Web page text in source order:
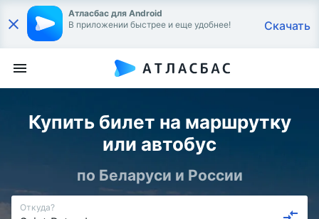
Атласбас для Android
В приложении быстрее и еще удобнее!
Скачать
Купить билет на маршрутку
или автобус
по Беларуси и России
Откуда?